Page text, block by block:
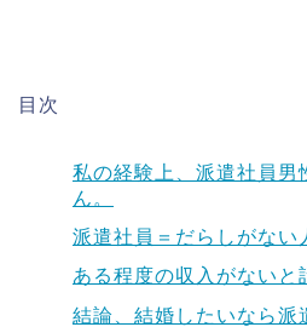
目次
私の経験上、派遣社員男
ん。
派遣社員＝だらしがない
ある程度の収入がないと
結論、結婚したいなら派